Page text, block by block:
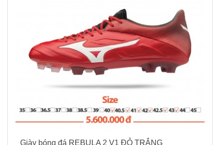
Giày bóng đá REBULA 2 V1 ĐỎ TRẮNG